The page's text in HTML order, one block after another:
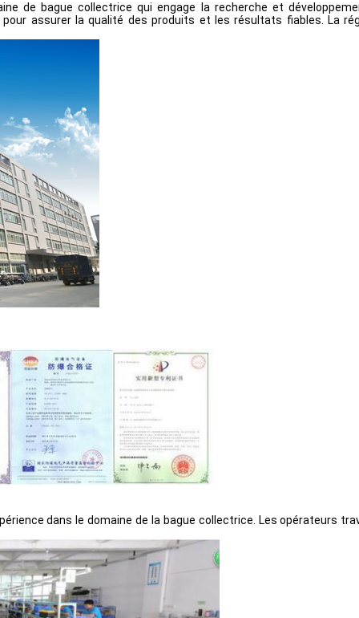
de bague collectrice qui engage la recherche et
assurer la qualité des produits et les résultats fiables. La
dans le domaine de la bague collectrice. Les opérateurs